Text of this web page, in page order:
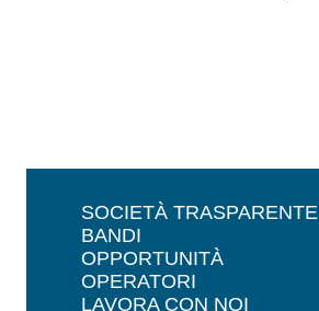
SOCIETÀ TRASPARENTE
BANDI
OPPORTUNITÀ
OPERATORI
LAVORA CON NOI